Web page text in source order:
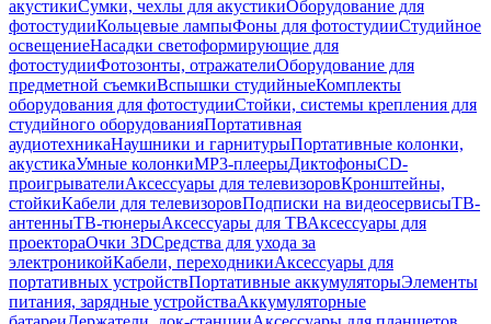
акустикиСумки, чехлы для акустикиОборудование для
фотостудииКольцевые лампыФоны для фотостудииСтудийное
освещениеНасадки светоформирующие для
фотостудииФотозонты, отражателиОборудование для
предметной съемкиВспышки студийныеКомплекты
оборудования для фотостудииСтойки, системы крепления для
студийного оборудованияПортативная
аудиотехникаНаушники и гарнитурыПортативные колонки,
акустикаУмные колонкиMP3-плеерыДиктофоныCD-
проигрывателиАксессуары для телевизоровКронштейны,
стойкиКабели для телевизоровПодписки на видеосервисыТВ-
антенныТВ-тюнерыАксессуары для ТВАксессуары для
проектораОчки 3DСредства для ухода за
электроникойКабели, переходникиАксессуары для
портативных устройствПортативные аккумуляторыЭлементы
питания, зарядные устройстваАккумуляторные